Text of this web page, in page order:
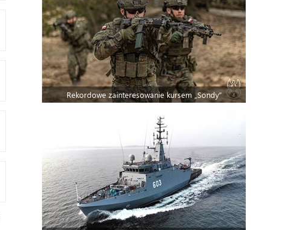
Rekordowe zainteresowanie kursem „Sondy”